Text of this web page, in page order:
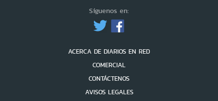
Síguenos en:
ACERCA DE DIARIOS EN RED
COMERCIAL
CONTÁCTENOS
AVISOS LEGALES